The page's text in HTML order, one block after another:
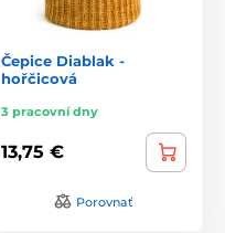
Čepice Diablak -
hořčicová
3 pracovní dny
13,75 €
Porovnať